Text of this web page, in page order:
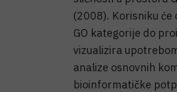
(2008). Korisniku će
GO kategorije do
vizualizira
analize osnovnih
bioinformatičke